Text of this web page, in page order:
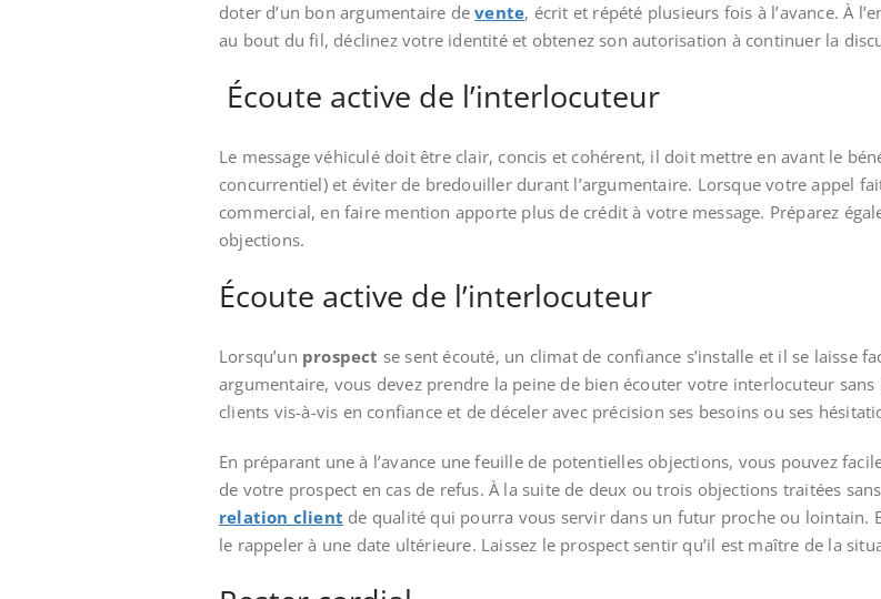
doter d’un bon argumentaire de vente, écrit et répété plusieurs fois à l’avance. À
au bout du fil, déclinez votre identité et obtenez son autorisation à continuer la
Écoute active de l’interlocuteur
Le message véhiculé doit être clair, concis et cohérent, il doit mettre en avant le
concurrentiel) et éviter de bredouiller durant l’argumentaire. Lorsque votre appel
commercial, en faire mention apporte plus de crédit à votre message. Préparez
objections.
Écoute active de l’interlocuteur
Lorsqu’un prospect se sent écouté, un climat de confiance s’installe et il se laisse
argumentaire, vous devez prendre la peine de bien écouter votre interlocuteur
clients vis-à-vis en confiance et de déceler avec précision ses besoins ou ses
En préparant une à l’avance une feuille de potentielles objections, vous pouvez
de votre prospect en cas de refus. À la suite de deux ou trois objections traitées
relation client de qualité qui pourra vous servir dans un futur proche ou lointain.
le rappeler à une date ultérieure. Laissez le prospect sentir qu’il est maître de la